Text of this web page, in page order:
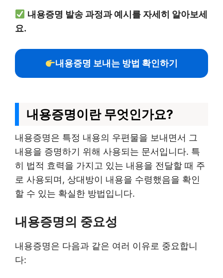
내용증명 발송 과정과 예시를 자세히 알아보세
요.
내용증명 보내는 방법 확인하기
내용증명이란 무엇인가요?
내용증명은 특정 내용의 우편물을 보내면서 그
내용을 증명하기 위해 사용되는 문서입니다. 특
히 법적 효력을 가지고 있는 내용을 전달할 때 주
로 사용되며, 상대방이 내용을 수령했음을 확인
할 수 있는 확실한 방법입니다.
내용증명의 중요성
내용증명은 다음과 같은 여러 이유로 중요합니
다: